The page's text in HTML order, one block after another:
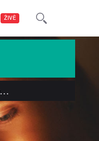
ŽIVĚ
…